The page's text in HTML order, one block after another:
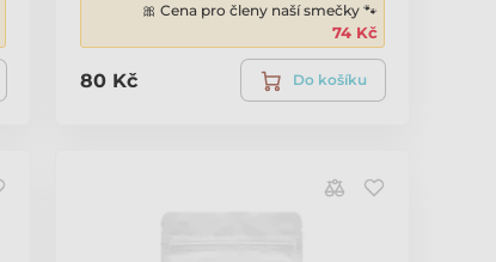
🎀 Cena pro členy naší smečky 🐾
74 Kč
80 Kč Do košíku